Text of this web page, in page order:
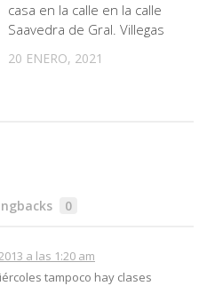
casa en la calle en la calle
Saavedra de Gral. Villegas
20 ENERO, 2021
0
a las 1:20 am
tampoco hay clases